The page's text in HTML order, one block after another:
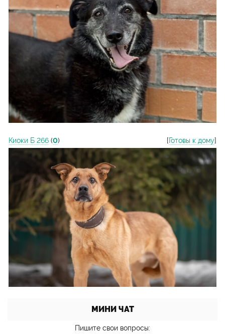
Киоки Б 266 (0) [Готовы к дому]
МИНИ ЧАТ
Пишите свои вопросы: